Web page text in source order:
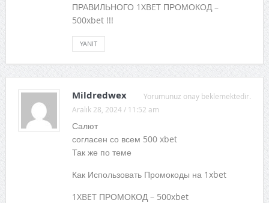
ПРАВИЛЬНОГО 1XBET ПРОМОКОД –
500xbet !!!
YANIT
Yorumunuz onay beklemektedir.
Mildredwex
Aralık 28, 2024 / 11:52 am
Салют
согласен со всем 500 xbet
Так же по теме
Как Использовать Промокоды на 1xbet
1XBET ПРОМОКОД – 500xbet